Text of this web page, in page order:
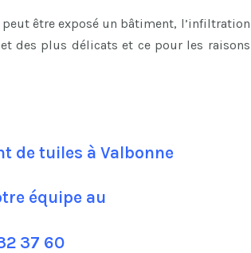
être exposé un bâtiment, l’infiltration
des plus délicats et ce pour les raisons
de tuiles à Valbonne
équipe au
37 60